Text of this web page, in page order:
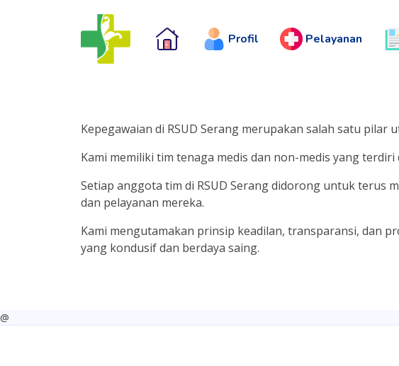
Profil Pelayanan
Kepegawaian di RSUD Serang merupakan salah satu
Kami memiliki tim tenaga medis dan non-medis yang
Setiap anggota tim di RSUD Serang didorong untuk terus
dan pelayanan mereka.
Kami mengutamakan prinsip keadilan, transparansi, dan
yang kondusif dan berdaya saing.
@